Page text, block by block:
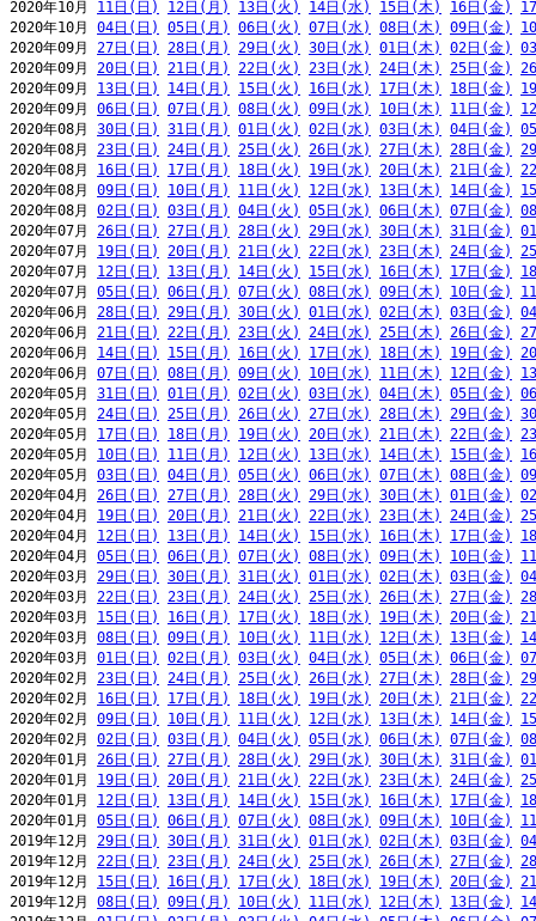
2020年10月 11日(日) 12日(月) 13日(火) 14日(水) 15日(木) 16日(金)
2020年10月 04日(日) 05日(月) 06日(火) 07日(水) 08日(木) 09日(金)
2020年09月 27日(日) 28日(月) 29日(火) 30日(水) 01日(木) 02日(金)
2020年09月 20日(日) 21日(月) 22日(火) 23日(水) 24日(木) 25日(金)
2020年09月 13日(日) 14日(月) 15日(火) 16日(水) 17日(木) 18日(金)
2020年09月 06日(日) 07日(月) 08日(火) 09日(水) 10日(木) 11日(金)
2020年08月 30日(日) 31日(月) 01日(火) 02日(水) 03日(木) 04日(金)
2020年08月 23日(日) 24日(月) 25日(火) 26日(水) 27日(木) 28日(金)
2020年08月 16日(日) 17日(月) 18日(火) 19日(水) 20日(木) 21日(金)
2020年08月 09日(日) 10日(月) 11日(火) 12日(水) 13日(木) 14日(金)
2020年08月 02日(日) 03日(月) 04日(火) 05日(水) 06日(木) 07日(金)
2020年07月 26日(日) 27日(月) 28日(火) 29日(水) 30日(木) 31日(金)
2020年07月 19日(日) 20日(月) 21日(火) 22日(水) 23日(木) 24日(金)
2020年07月 12日(日) 13日(月) 14日(火) 15日(水) 16日(木) 17日(金)
2020年07月 05日(日) 06日(月) 07日(火) 08日(水) 09日(木) 10日(金)
2020年06月 28日(日) 29日(月) 30日(火) 01日(水) 02日(木) 03日(金)
2020年06月 21日(日) 22日(月) 23日(火) 24日(水) 25日(木) 26日(金)
2020年06月 14日(日) 15日(月) 16日(火) 17日(水) 18日(木) 19日(金)
2020年06月 07日(日) 08日(月) 09日(火) 10日(水) 11日(木) 12日(金)
2020年05月 31日(日) 01日(月) 02日(火) 03日(水) 04日(木) 05日(金)
2020年05月 24日(日) 25日(月) 26日(火) 27日(水) 28日(木) 29日(金)
2020年05月 17日(日) 18日(月) 19日(火) 20日(水) 21日(木) 22日(金)
2020年05月 10日(日) 11日(月) 12日(火) 13日(水) 14日(木) 15日(金)
2020年05月 03日(日) 04日(月) 05日(火) 06日(水) 07日(木) 08日(金)
2020年04月 26日(日) 27日(月) 28日(火) 29日(水) 30日(木) 01日(金)
2020年04月 19日(日) 20日(月) 21日(火) 22日(水) 23日(木) 24日(金)
2020年04月 12日(日) 13日(月) 14日(火) 15日(水) 16日(木) 17日(金)
2020年04月 05日(日) 06日(月) 07日(火) 08日(水) 09日(木) 10日(金)
2020年03月 29日(日) 30日(月) 31日(火) 01日(水) 02日(木) 03日(金)
2020年03月 22日(日) 23日(月) 24日(火) 25日(水) 26日(木) 27日(金)
2020年03月 15日(日) 16日(月) 17日(火) 18日(水) 19日(木) 20日(金)
2020年03月 08日(日) 09日(月) 10日(火) 11日(水) 12日(木) 13日(金)
2020年03月 01日(日) 02日(月) 03日(火) 04日(水) 05日(木) 06日(金)
2020年02月 23日(日) 24日(月) 25日(火) 26日(水) 27日(木) 28日(金)
2020年02月 16日(日) 17日(月) 18日(火) 19日(水) 20日(木) 21日(金)
2020年02月 09日(日) 10日(月) 11日(火) 12日(水) 13日(木) 14日(金)
2020年02月 02日(日) 03日(月) 04日(火) 05日(水) 06日(木) 07日(金)
2020年01月 26日(日) 27日(月) 28日(火) 29日(水) 30日(木) 31日(金)
2020年01月 19日(日) 20日(月) 21日(火) 22日(水) 23日(木) 24日(金)
2020年01月 12日(日) 13日(月) 14日(火) 15日(水) 16日(木) 17日(金)
2020年01月 05日(日) 06日(月) 07日(火) 08日(水) 09日(木) 10日(金)
2019年12月 29日(日) 30日(月) 31日(火) 01日(水) 02日(木) 03日(金)
2019年12月 22日(日) 23日(月) 24日(火) 25日(水) 26日(木) 27日(金)
2019年12月 15日(日) 16日(月) 17日(火) 18日(水) 19日(木) 20日(金)
2019年12月 08日(日) 09日(月) 10日(火) 11日(水) 12日(木) 13日(金)